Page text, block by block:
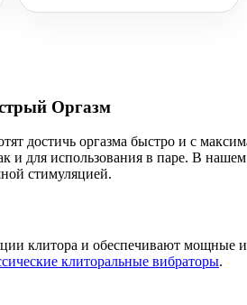
Оргазм
достичь оргазма быстро и с
и для использования в паре. В
стимуляцией.
клитора и обеспечивают
клиторальные вибраторы.